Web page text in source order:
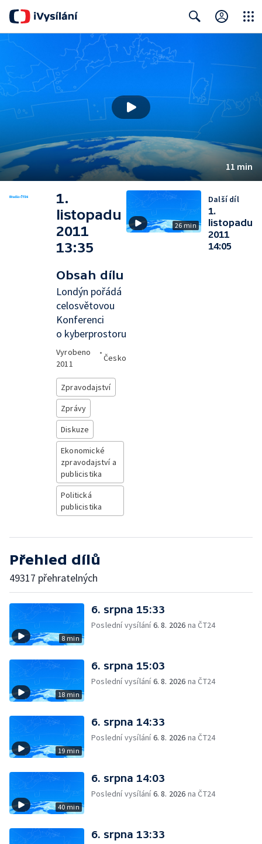
11 min
1.
listopadu
2011
13:35
Obsah dílu
Londýn pořádá
celosvětovou
Konferenci
o kyberprostoru
Vyrobeno
2011
•
Česko
Zpravodajství
Zprávy
Diskuze
Ekonomické
zpravodajství a
publicistika
Politická
publicistika
26 min
Další díl
1.
listopadu
2011
14:05
Přehled dílů
49317 přehratelných
8 min
6. srpna 15:33
Poslední vysílání6. 8. 2026 na ČT24
18 min
6. srpna 15:03
Poslední vysílání6. 8. 2026 na ČT24
19 min
6. srpna 14:33
Poslední vysílání6. 8. 2026 na ČT24
40 min
6. srpna 14:03
Poslední vysílání6. 8. 2026 na ČT24
6. srpna 13:33